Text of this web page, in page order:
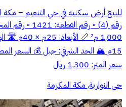
للبيع أرض سكنية في حي التنعيم – مكة
1,000 م² 📏
سعر المتر: 1,300 ريال
حي النوارية, مكة المكرمة